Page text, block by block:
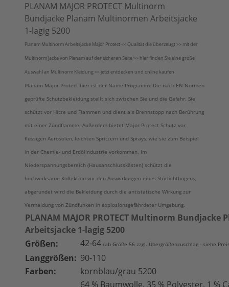
PLANAM MAJOR PROTECT Multinorm
Bundjacke Planam Multinormen Arbeitsjacke
1-lagig 5200
Planam Multinorm Arbeitsjacke Major Protect << Qualität die überzeugt >> mit der
Multinorm Jacke von Planam auf der sicheren Seite >> hier finden Sie eine große
Auswahl an Multinorm Kleidung >> jetzt entdecken und online kaufen
Planam Major Protect hier ist der Name Programm: Die nach EN-Normen
geprüfte Schutzbekleidung stellt sich zwischen Sie und die Gefahr. Sie
schützt vor Hitze und Flammen und dient als Brennstopp nach Berührung
mit einer Zündflamme. Außerdem bietet Major Protect Schutz vor
flüssigen Aerosolen, leichten Spritzern und Sprays, wie sie zum Beispiel
in der Chemie- und Erdölindustrie vorkommen. Im
Niederspannungsbereich (Hausanschlusskästen) schützt die
hochwirksame Kollektion vor den Auswirkungen eines Störlichtbogens,
abgerundet wird die Bekleidung durch die antistatische Wirkung zur
Vermeidung von Zündfunken in explosionsgefährdeter Umgebung.
PLANAM MAJOR PROTECT Multinorm
Arbeitsjacke 1-lagig 5200
Größen:
42-64 (ab Größe 56 zzgl. Übergrößenzuschlag - siehe
Langgrößen: 90-110
Farben:
kornblau/grau 5200
64 % Baumwolle, 35 % Polyester, 1 %